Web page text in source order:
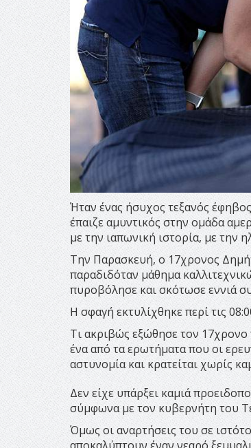
Ήταν ένας ήσυχος τεξανός
έπαιζε αμυντικός στην ομάδα
με την ιαπωνική ιστορία, με την
Την Παρασκευή, ο 17χρονος
παραδιδόταν μάθημα
πυροβόλησε και σκότωσε εννιά
Η σφαγή εκτυλίχθηκε περί τις
Τι ακριβώς εξώθησε τον 17χρονο
ένα από τα ερωτήματα που οι
αστυνομία και κρατείται χωρίς
Δεν είχε υπάρξει καμιά
σύμφωνα με τον κυβερνήτη του
Όμως οι αναρτήσεις του σε